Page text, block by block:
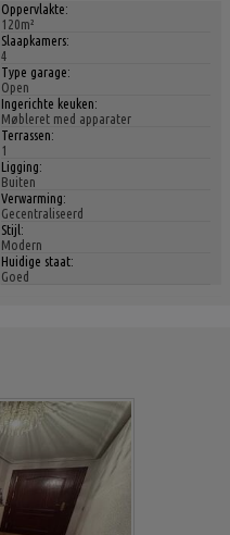
Oppervlakte:
120m²
Slaapkamers:
4
Type garage:
Open
Ingerichte keuken:
Møbleret med apparater
Terrassen:
1
Ligging:
Buiten
Verwarming:
Gecentraliseerd
Stijl:
Modern
Huidige staat:
Goed